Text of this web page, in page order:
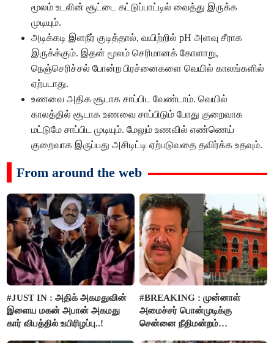
மூலம் உடலின் சூட்டை கட்டுப்பாட்டில் வைத்து இருக்க
முடியும்.
அடிக்கடி இளநீர் குடித்தால், வயிற்றில் pH அளவு சீராக
இருக்க்கும். இதன் மூலம் செரிமானக் கோளாறு,
நெஞ்செரிச்சல் போன்ற பிரச்னைகளை வெயில் காலங்களில்
ஏற்படாது.
உணவை அதிக சூடாக சாப்பிட வேண்டாம். வெயில்
காலத்தில் சூடாக உணவை சாப்பிடும் போது குறைவாக
மட்டுமே சாப்பிட முடியும். மேலும் உணவில் எண்ணெய்
குறைவாக இருப்பது அசிடிட்டி ஏற்படுவதை தவிர்க்க உதவும்.
From around the web
#JUST IN : அதிக் அகமதுவின்
இளைய மகன் அபான் அகமது
கார் விபத்தில் உயிரிழப்பு..!
#BREAKING : முன்னாள்
அமைச்சர் பொன்முடிக்கு
சென்னை நீதிமன்றம்